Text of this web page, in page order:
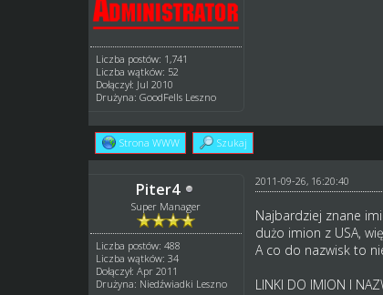
Liczba postów: 1,741
Liczba wątków: 52
Dołączył: Jul 2010
Drużyna: GoodFells Leszno
Strona WWW Szukaj
Piter4
Super Manager
Liczba postów: 488
Liczba wątków: 34
Dołączył: Apr 2011
Drużyna: Niedźwiadki Leszno
2011-09-26, 16:20:40
Najbardziej znane
dużo imion z USA,
A co do nazwisk to
LINKI DO IMION I